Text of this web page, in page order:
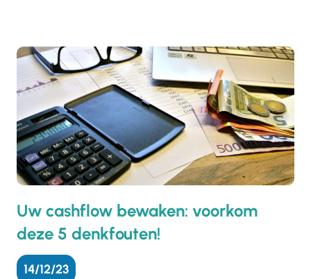
Uw cashflow bewaken: voorkom
deze 5 denkfouten!
14/12/23